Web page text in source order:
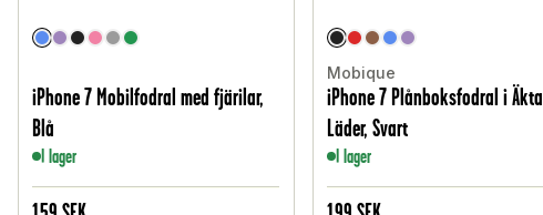
iPhone 7 Mobilfodral med fjärilar,
Blå
I lager
Mobique
iPhone 7 Plånboksfodral i Äkta
Läder, Svart
I lager